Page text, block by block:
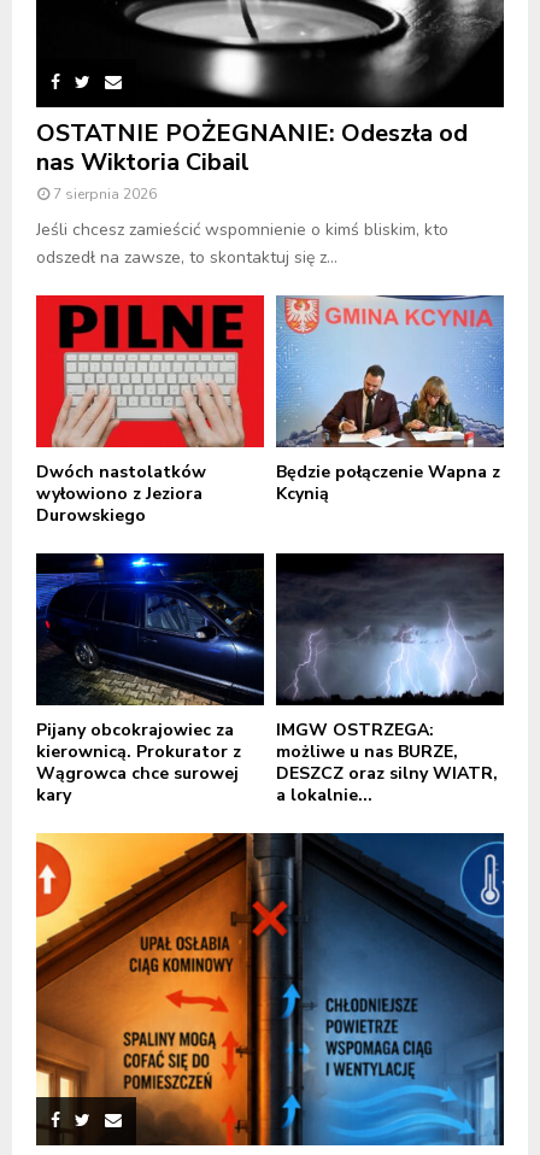
OSTATNIE POŻEGNANIE: Odeszła od
nas Wiktoria Cibail
7 sierpnia 2026
Jeśli chcesz zamieścić wspomnienie o kimś bliskim, kto
odszedł na zawsze, to skontaktuj się z...
Dwóch nastolatków
wyłowiono z Jeziora
Durowskiego
Będzie połączenie Wapna z
Kcynią
Pijany obcokrajowiec za
kierownicą. Prokurator z
Wągrowca chce surowej
kary
IMGW OSTRZEGA:
możliwe u nas BURZE,
DESZCZ oraz silny WIATR,
a lokalnie...